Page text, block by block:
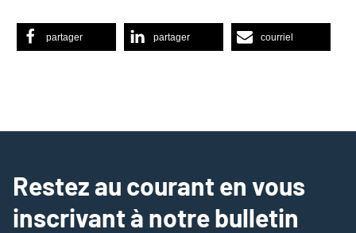
partager partager courriel
Restez au courant en vous
inscrivant à notre bulletin